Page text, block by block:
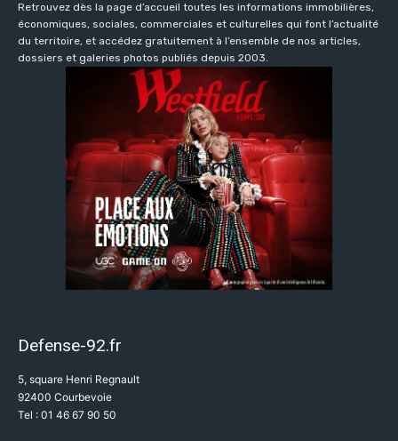
Retrouvez dès la page d’accueil toutes les informations immobilières,
économiques, sociales, commerciales et culturelles qui font l’actualité
du territoire, et accédez gratuitement à l’ensemble de nos articles,
dossiers et galeries photos publiés depuis 2003.
Defense-92.fr
5, square Henri Regnault
92400 Courbevoie
Tel : 01 46 67 90 50